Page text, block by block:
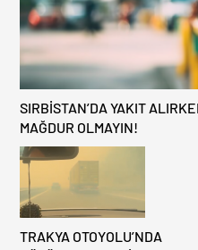
SIRBİSTAN’DA YAKIT
MAĞDUR OLMAYIN!
TRAKYA OTOYOLU’NDA